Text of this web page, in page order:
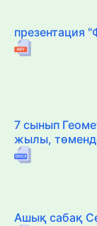
презентация
7 сынып
жылы,
Ашық сабақ